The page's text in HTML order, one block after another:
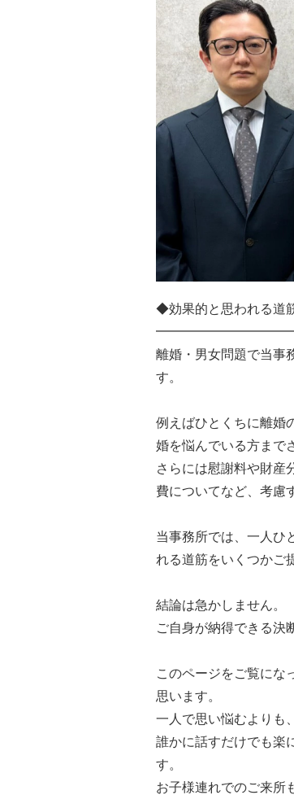
◆効果的と思われる道
離婚・男女問題で当事
す。
例えばひとくちに離婚
婚を悩んでいる方まで
さらには慰謝料や財産
費についてなど、考慮
当事務所では、一人ひ
れる道筋をいくつかご
結論は急かしません。
ご自身が納得できる決
このページをご覧にな
思います。
一人で思い悩むよりも
誰かに話すだけでも楽
す。
お子様連れでのご来所